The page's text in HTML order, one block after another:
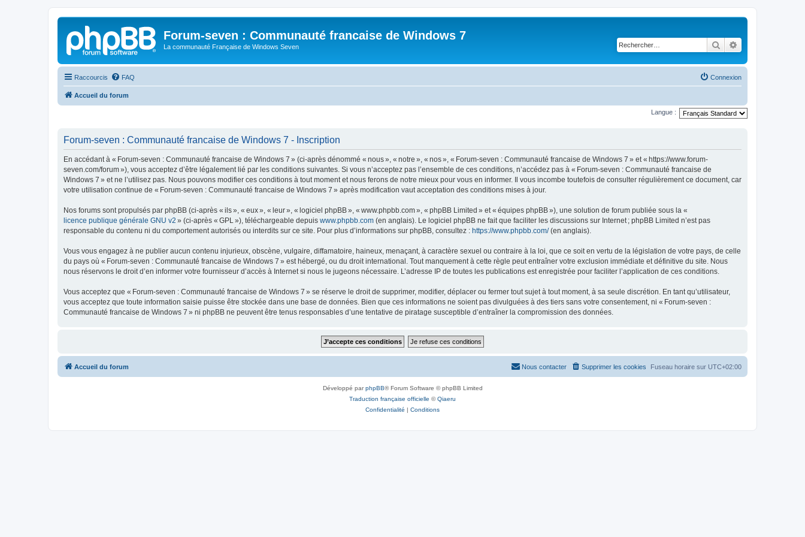
Forum-seven : Communauté francaise de Windows 7
La communauté Française de Windows Seven Rechercher
Raccourcis FAQ Connexion
Accueil du forum
Langue :
Forum-seven : Communauté francaise de Windows 7 - Inscription
En accédant à « Forum-seven : Communauté francaise de Windows 7 » (ci-après dénommé « nous », « notre », « nos », « Forum-seven : Communauté francaise de Windows 7 » et « https://www.forum-
seven.com/forum »), vous acceptez d’être légalement lié par les conditions suivantes. Si vous n’acceptez pas l’ensemble de ces conditions, n’accédez pas à « Forum-seven : Communauté francaise de
Windows 7 » et ne l’utilisez pas. Nous pouvons modifier ces conditions à tout moment et nous ferons de notre mieux pour vous en informer. Il vous incombe toutefois de consulter régulièrement ce document, car
votre utilisation continue de « Forum-seven : Communauté francaise de Windows 7 » après modification vaut acceptation des conditions mises à jour.
Nos forums sont propulsés par phpBB (ci-après « ils », « eux », « leur », « logiciel phpBB », « www.phpbb.com », « phpBB Limited » et « équipes phpBB »), une solution de forum publiée sous la «
licence publique générale GNU v2 » (ci-après « GPL »), téléchargeable depuis www.phpbb.com (en anglais). Le logiciel phpBB ne fait que faciliter les discussions sur Internet ; phpBB Limited n’est pas
responsable du contenu ni du comportement autorisés ou interdits sur ce site. Pour plus d’informations sur phpBB, consultez : https://www.phpbb.com/(en anglais).
Vous vous engagez à ne publier aucun contenu injurieux, obscène, vulgaire, diffamatoire, haineux, menaçant, à caractère sexuel ou contraire à la loi, que ce soit en vertu de la législation de votre pays, de celle
du pays où « Forum-seven : Communauté francaise de Windows 7 » est hébergé, ou du droit international. Tout manquement à cette règle peut entraîner votre exclusion immédiate et définitive du site. Nous
nous réservons le droit d’en informer votre fournisseur d’accès à Internet si nous le jugeons nécessaire. L’adresse IP de toutes les publications est enregistrée pour faciliter l’application de ces conditions.
Vous acceptez que « Forum-seven : Communauté francaise de Windows 7 » se réserve le droit de supprimer, modifier, déplacer ou fermer tout sujet à tout moment, à sa seule discrétion. En tant qu’utilisateur,
vous acceptez que toute information saisie puisse être stockée dans une base de données. Bien que ces informations ne soient pas divulguées à des tiers sans votre consentement, ni « Forum-seven :
Communauté francaise de Windows 7 » ni phpBB ne peuvent être tenus responsables d’une tentative de piratage susceptible d’entraîner la compromission des données.
Accueil du forum Fuseau horaire sur UTC+02:00
Supprimer les cookies
Nous contacter
Développé parphpBB® Forum Software © phpBB Limited
Traduction française officielle ©Qiaeru
Confidentialité | Conditions